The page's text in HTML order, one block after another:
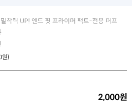
착력 UP! 엔드 핏 프라이머 팩트-전용 퍼프
)
2,000원